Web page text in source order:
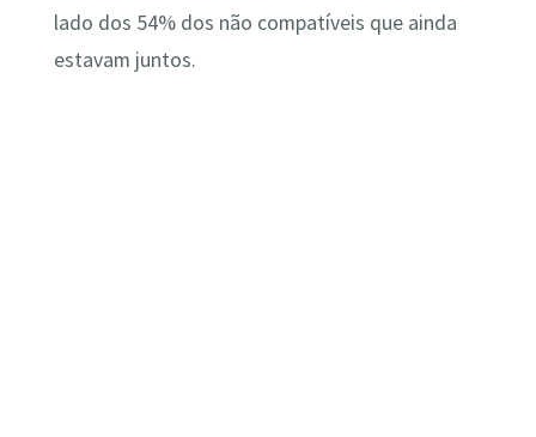
lado dos 54% dos não compatíveis que ainda
estavam juntos.